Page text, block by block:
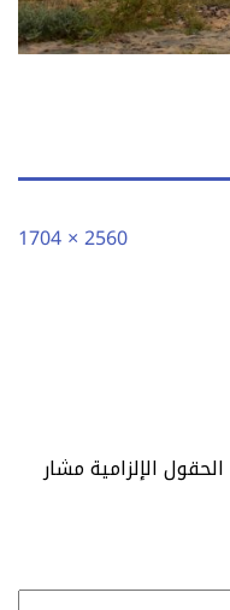
الحجم
الكامل
2560 × 1704
الحقول الإلزامية مشار